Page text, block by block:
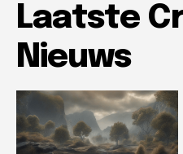
Laatste
Nieuws